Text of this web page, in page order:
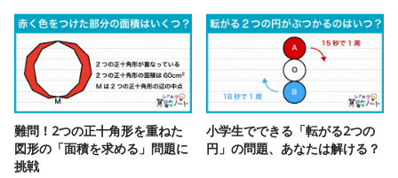
難問！2つの正十角形を重ねた
図形の「面積を求める」問題に
挑戦
小学生でできる「転がる2つの
円」の問題、あなたは解ける？